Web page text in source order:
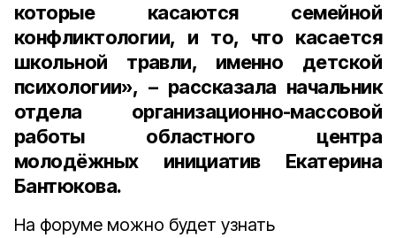
которые касаются семейной
конфликтологии, и то, что касается
школьной травли, именно детской
психологии», – рассказала начальник
отдела организационно-массовой
работы областного центра
молодёжных инициатив Екатерина
Бантюкова.
На форуме можно будет узнать